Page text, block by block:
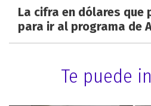
La cifra en dólares que
para ir al programa de
Te puede